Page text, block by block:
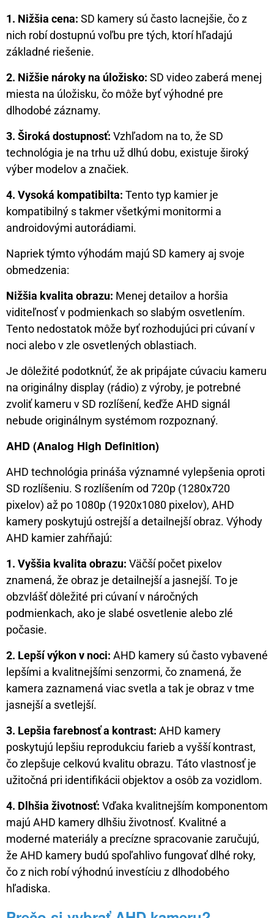
1. Nižšia cena: SD kamery sú často lacnejšie, čo z
nich robí dostupnú voľbu pre tých, ktorí hľadajú
základné riešenie.
2. Nižšie nároky na úložisko: SD video zaberá menej
miesta na úložisku, čo môže byť výhodné pre
dlhodobé záznamy.
3. Široká dostupnosť: Vzhľadom na to, že SD
technológia je na trhu už dlhú dobu, existuje široký
výber modelov a značiek.
4. Vysoká kompatibilta: Tento typ kamier je
kompatibilný s takmer všetkými monitormi a
androidovými autorádiami.
Napriek týmto výhodám majú SD kamery aj svoje
obmedzenia:
Nižšia kvalita obrazu: Menej detailov a horšia
viditeľnosť v podmienkach so slabým osvetlením.
Tento nedostatok môže byť rozhodujúci pri cúvaní v
noci alebo v zle osvetlených oblastiach.
Je dôležité podotknúť, že ak pripájate cúvaciu kameru
na originálny display (rádio) z výroby, je potrebné
zvoliť kameru v SD rozlíšení, keďže AHD signál
nebude originálnym systémom rozpoznaný.
AHD (Analog High Definition)
AHD technológia prináša významné vylepšenia oproti
SD rozlíšeniu. S rozlíšením od 720p (1280x720
pixelov) až po 1080p (1920x1080 pixelov), AHD
kamery poskytujú ostrejší a detailnejší obraz. Výhody
AHD kamier zahŕňajú:
1. Vyššia kvalita obrazu: Väčší počet pixelov
znamená, že obraz je detailnejší a jasnejší. To je
obzvlášť dôležité pri cúvaní v náročných
podmienkach, ako je slabé osvetlenie alebo zlé
počasie.
2. Lepší výkon v noci: AHD kamery sú často vybavené
lepšími a kvalitnejšími senzormi, čo znamená, že
kamera zaznamená viac svetla a tak je obraz v tme
jasnejší a svetlejší.
3. Lepšia farebnosť a kontrast: AHD kamery
poskytujú lepšiu reprodukciu farieb a vyšší kontrast,
čo zlepšuje celkovú kvalitu obrazu. Táto vlastnosť je
užitočná pri identifikácii objektov a osôb za vozidlom.
4. Dlhšia životnosť: Vďaka kvalitnejším komponentom
majú AHD kamery dlhšiu životnosť. Kvalitné a
moderné materiály a precízne spracovanie zaručujú,
že AHD kamery budú spoľahlivo fungovať dlhé roky,
čo z nich robí výhodnú investíciu z dlhodobého
hľadiska.